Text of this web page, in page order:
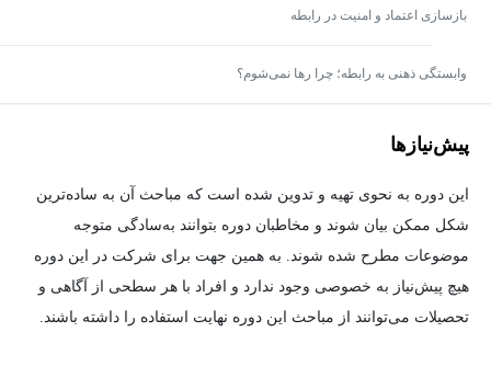
بازسازی اعتماد و امنیت در رابطه
وابستگی ذهنی به رابطه؛ چرا رها نمی‌شوم؟
پیش‌نیاز‌ها
این دوره به نحوی تهیه و تدوین شده است که مباحث آن به ساده‌ترین
شکل ممکن بیان شوند و مخاطبان دوره بتوانند به‌سادگی متوجه
موضوعات مطرح شده شوند. به همین جهت برای شرکت در این دوره
هیچ پیش‌نیاز به خصوصی وجود ندارد و افراد با هر سطحی از آگاهی و
تحصیلات می‌توانند از مباحث این دوره نهایت استفاده را داشته باشند.